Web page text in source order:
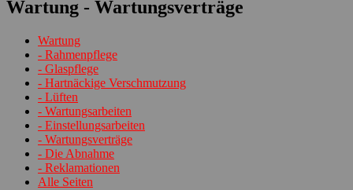
Wartung - Wartungsverträge
Wartung
- Rahmenpflege
- Glaspflege
- Hartnäckige Verschmutzung
- Lüften
- Wartungsarbeiten
- Einstellungsarbeiten
- Wartungsverträge
- Die Abnahme
- Reklamationen
Alle Seiten